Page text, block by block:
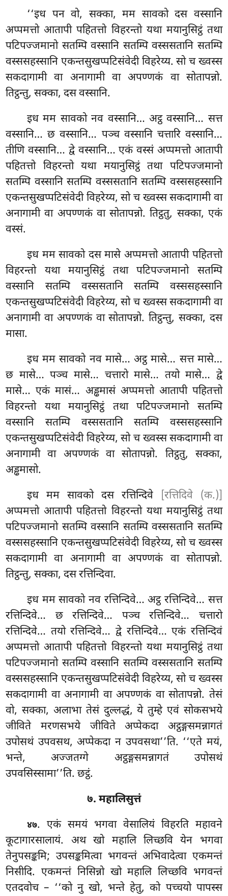
‘‘इध पन वो, सक्का, मम सावको दस वस्सानि
अप्पमत्तो आतापी पहितत्तो विहरन्तो यथा मयानुसिट्ठं तथा
पटिपज्जमानो सतम्पि वस्सानि सतम्पि वस्ससतानि सतम्पि
वस्ससहस्सानि एकन्तसुखप्पटिसंवेदी विहरेय्य. सो च ख्वस्स
सकदागामी वा अनागामी वा अपण्णकं वा सोतापन्नो.
तिट्ठन्तु, सक्का, दस वस्सानि.
इध मम सावको नव वस्सानि… अट्ठ वस्सानि… सत्त
वस्सानि… छ वस्सानि… पञ्च वस्सानि चत्तारि वस्सानि…
तीणि वस्सानि… द्वे वस्सानि… एकं वस्सं अप्पमत्तो आतापी
पहितत्तो विहरन्तो यथा मयानुसिट्ठं तथा पटिपज्जमानो
सतम्पि वस्सानि सतम्पि वस्ससतानि सतम्पि वस्ससहस्सानि
एकन्तसुखप्पटिसंवेदी विहरेय्य, सो च ख्वस्स सकदागामीवा
अनागामी वा अपण्णकं वा सोतापन्नो. तिट्ठतु, सक्का, एकं
वस्सं.
इध मम सावको दस मासे अप्पमत्तो आतापी पहितत्तो
विहरन्तो यथा मयानुसिट्ठं तथा पटिपज्जमानो सतम्पि
वस्सानि सतम्पि वस्ससतानि सतम्पि वस्ससहस्सानि
एकन्तसुखप्पटिसंवेदी विहरेय्य, सो च ख्वस्स सकदागामी वा
अनागामी वा अपण्णकं वा सोतापन्नो. तिट्ठन्तु, सक्का, दस
मासा.
इध मम सावको नव मासे… अट्ठ मासे… सत्त मासे…
छ मासे… पञ्च मासे… चत्तारो मासे… तयो मासे… द्वे
मासे… एकं मासं… अड्ढमासं अप्पमत्तो आतापी पहितत्तो
विहरन्तो यथा मयानुसिट्ठं तथा पटिपज्जमानो सतम्पि
वस्सानि सतम्पि वस्ससतानिसतम्पि वस्ससहस्सानि
एकन्तसुखप्पटिसंवेदी विहरेय्य, सो च ख्वस्स सकदागामी वा
अनागामी वा अपण्णकं वा सोतापन्नो. तिट्ठतु, सक्का,
अड्ढमासो.
इध मम सावको दस रत्तिन्दिवे
[रत्तिदिवे (क.)]
अप्पमत्तो आतापी पहितत्तो विहरन्तो यथा मयानुसिट्ठं तथा
पटिपज्जमानो सतम्पि वस्सानि सतम्पि वस्ससतानि सतम्पि
वस्ससहस्सानि एकन्तसुखप्पटिसंवेदी विहरेय्य, सो च ख्वस्स
सकदागामी वा अनागामी वा अपण्णकं वा सोतापन्नो.
तिट्ठन्तु, सक्का, दस रत्तिन्दिवा.
इध मम सावको नव रत्तिन्दिवे… अट्ठ रत्तिन्दिवे… सत्त
रत्तिन्दिवे… छरत्तिन्दिवे… पञ्च रत्तिन्दिवे… चत्तारो
रत्तिन्दिवे… तयो रत्तिन्दिवे… द्वे रत्तिन्दिवे… एकं रत्तिन्दिवं
अप्पमत्तो आतापी पहितत्तो विहरन्तो यथा मयानुसिट्ठं तथा
पटिपज्जमानो सतम्पि वस्सानि सतम्पि वस्ससतानि सतम्पि
वस्ससहस्सानि एकन्तसुखप्पटिसंवेदी विहरेय्य, सो च ख्वस्स
सकदागामी वा अनागामी वा अपण्णकं वा सोतापन्नो. तेसं
वो, सक्का, अलाभा तेसं दुल्लद्धं, ये तुम्हे एवं सोकसभये
जीविते मरणसभये जीविते अप्पेकदा अट्ठङ्गसमन्नागतं
उपोसथं उपवसथ, अप्पेकदा न उपवसथा’’ति. ‘‘एते मयं,
भन्ते, अज्जतग्गे अट्ठङ्गसमन्नागतं उपोसथं
उपवसिस्सामा’’ति. छट्ठं.
७. महालिसुत्तं
४७. एकं समयं भगवा वेसालियं विहरति महावने
कूटागारसालायं. अथ खो महालि लिच्छवि येन भगवा
तेनुपसङ्कमि; उपसङ्कमित्वा भगवन्तं अभिवादेत्वा एकमन्तं
निसीदि. एकमन्तं निसिन्नो खो महालि लिच्छवि भगवन्तं
एतदवोच – ‘‘को नु खो, भन्ते हेतु, को पच्चयो पापस्स